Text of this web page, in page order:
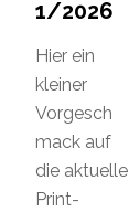
1/2026
Hier ein
kleiner
Vorgesch
mack auf
die aktuelle
Print-